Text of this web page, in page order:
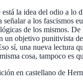
la idea del odio a
a los fascismos
de los mismos.
un objetivo punitivista
sí, una nueva lectura
cosa, tampoco es
en castellano de